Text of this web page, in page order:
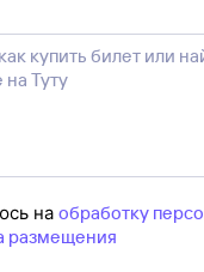
на обработку
размещения